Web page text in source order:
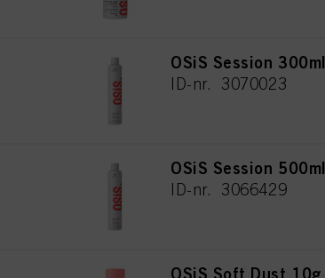
OSiS Session 300ml
ID-nr. 3070023
OSiS Session 500ml
ID-nr. 3066429
OSiS Soft Dust 10g